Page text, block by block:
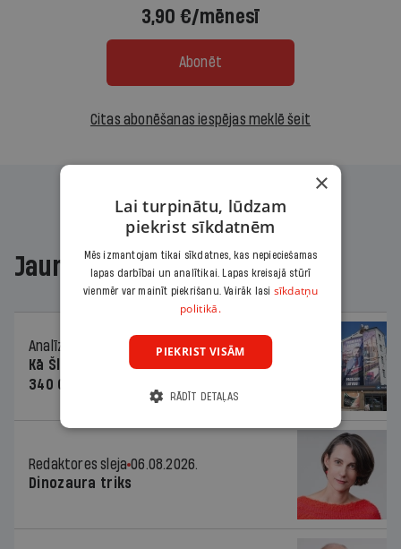
3,90 €/mēnesī
Abonēt
Citas abonēšanas iespējas meklē šeit
Jaunākajā žurnālā
Analīze
06.08.2026.
Kā Šlesera partija palika nesodīta par
340 000 vērtu reklāmas kampaņu
Redaktores sleja 06.08.2026.
Dinozaura triks
×
Lai turpinātu, lūdzam
piekrist sīkdatnēm
Mēs izmantojam tikai sīkdatnes, kas nepieciešamas
lapas darbībai un analītikai. Lapas kreisajā stūrī
vienmēr var mainīt piekrišanu. Vairāk lasi sīkdatņu
politikā.
PIEKRIST VISĀM
RĀDĪT DETAĻAS